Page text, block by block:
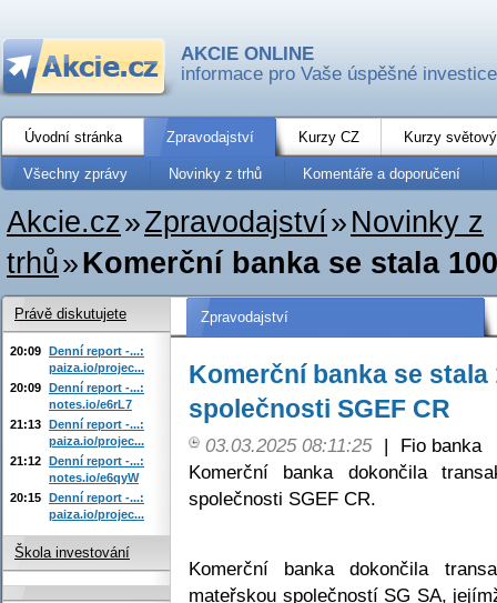
AKCIE ONLINE
informace pro Vaše úspěšné investice
Úvodní stránka Zpravodajství Kurzy CZ Kurzy
Všechny zprávy Novinky z trhů Komentáře a doporučení
Akcie.cz»Zpravodajství» Novinky z
trhů»Komerční banka se stala
Zpravodajství
Komerční banka se stala
společnosti SGEF CR
03.03.2025 08:11:25 |
Fio banka
Komerční banka dokončila
společnosti SGEF CR.
Komerční banka dokončila
mateřskou společností SG SA,
Právě diskutujete
20:09 Denní report -...:
paiza.io/projec...
20:09 Denní report -...:
notes.io/e6rL7
21:13 Denní report -...:
paiza.io/projec...
21:12 Denní report -...:
notes.io/e6qyW
20:15 Denní report -...:
paiza.io/projec...
Škola investování